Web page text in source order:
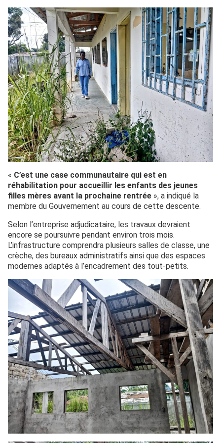
« C’est une case communautaire qui est en
réhabilitation pour accueillir les enfants des jeunes
filles mères avant la prochaine rentrée », a indiqué la
membre du Gouvernement au cours de cette descente.
Selon l’entreprise adjudicataire, les travaux devraient
encore se poursuivre pendant environ trois mois.
L’infrastructure comprendra plusieurs salles de classe, une
crèche, des bureaux administratifs ainsi que des espaces
modernes adaptés à l’encadrement des tout-petits.